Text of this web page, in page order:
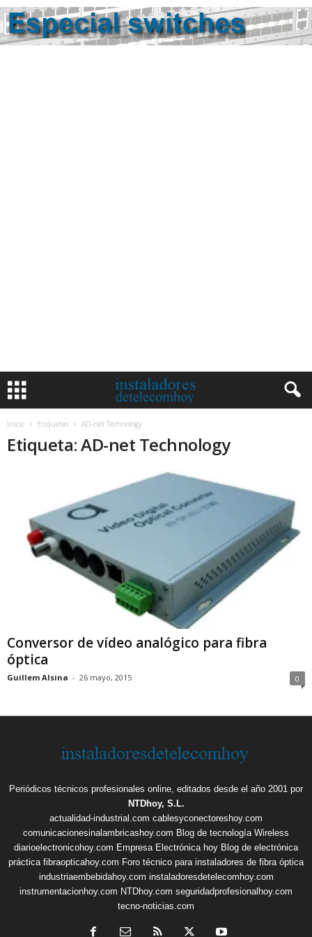
Inicio Etiquetas AD-net Technology
Etiqueta: AD-net Technology
Conversor de vídeo analógico para fibra
óptica
Guillem Alsina - 26 mayo, 2015 0
Periódicos técnicos profesionales online, editados desde el año 2001 por
NTDhoy, S.L.
actualidad-industrial.com cablesyconectoreshoy.com
comunicacionesinalambricashoy.com Blog de tecnología Wireless
diarioelectronicohoy.com Empresa Electrónica hoy Blog de electrónica
práctica fibraopticahoy.com Foro técnico para instaladores de fibra óptica
industriaembebidahoy.com instaladoresdetelecomhoy.com
instrumentacionhoy.com NTDhoy.com seguridadprofesionalhoy.com
tecno-noticias.com